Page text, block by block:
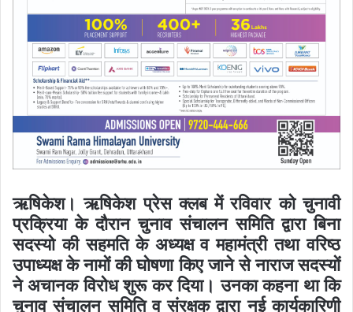
ऋषिकेश। ऋषिकेश प्रेस क्लब में रविवार को चुनावी
प्रक्रिया के दौरान चुनाव संचालन समिति द्वारा बिना
सदस्यो की सहमति के अध्यक्ष व महामंत्री तथा वरिष्ठ
उपाध्यक्ष के नामों की घोषणा किए जाने से नाराज सदस्यों
ने अचानक विरोध शुरू कर दिया। उनका कहना था कि
चुनाव संचालन समिति व संरक्षक द्वारा नई कार्यकारिणी